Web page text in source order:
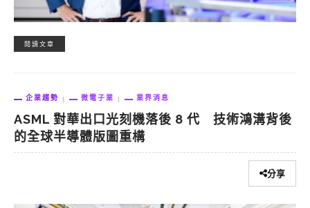
閱讀文章
企業趨勢 微電子業 業界消息
ASML 對華出口光刻機落後 8 代 技術鴻溝背後
的全球半導體版圖重構
分享